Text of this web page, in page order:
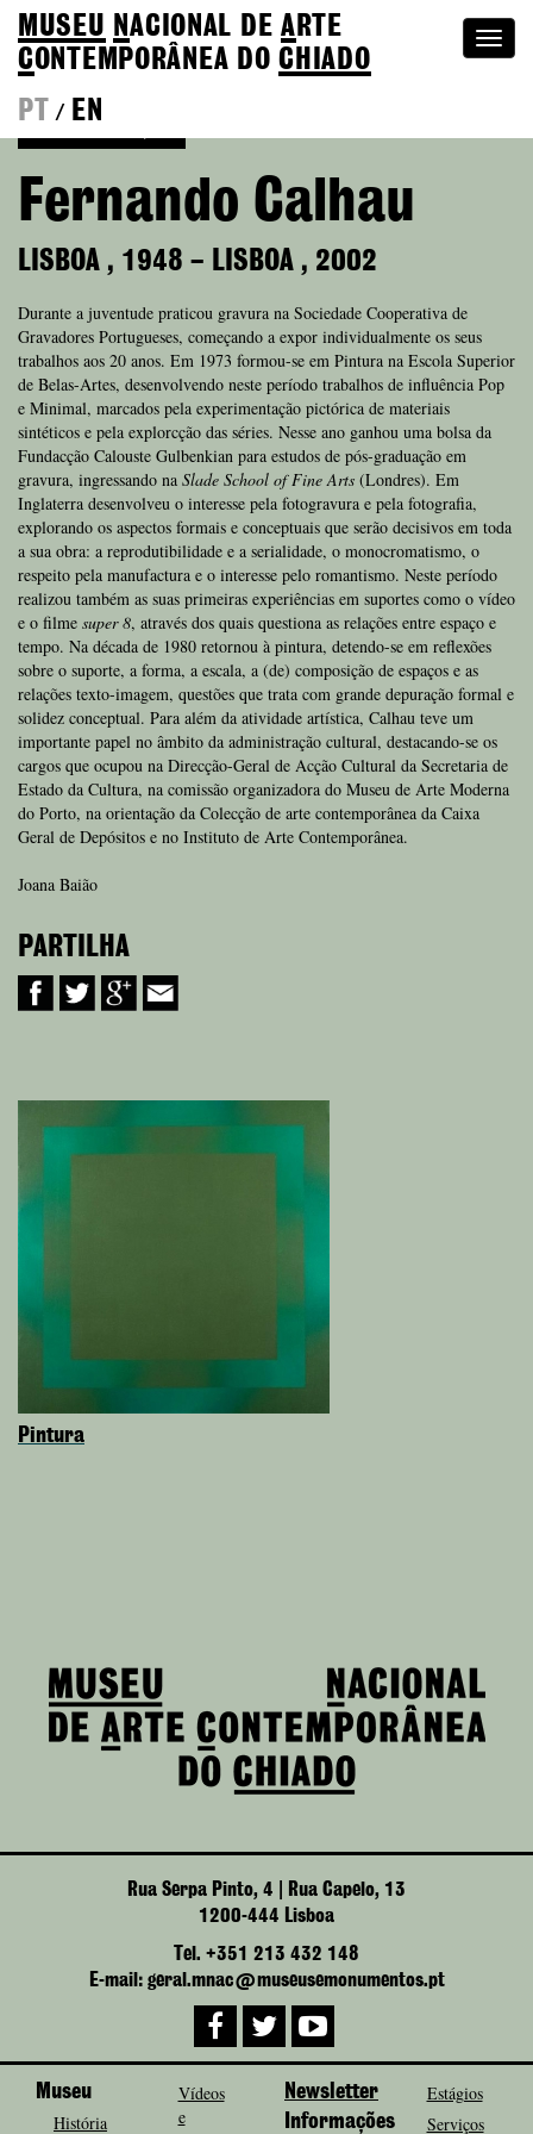
MUSEU NACIONAL DEA RTE
CONTEMPORÂNEA DOCHIADO
PT
/ EN
Fernando Calhau
LISBOA , 1948 – LISBOA , 2002
Durante a juventude praticou gravura na Sociedade Cooperativa de
Gravadores Portugueses, começando a expor individualmente os seus
trabalhos aos 20 anos. Em 1973 formou-se em Pintura na Escola Superior
de Belas-Artes, desenvolvendo neste período trabalhos de influência Pop
e Minimal, marcados pela experimentação pictórica de materiais
sintéticos e pela explorcção das séries. Nesse ano ganhou uma bolsa da
Fundacção Calouste Gulbenkian para estudos de pós-graduação em
gravura, ingressando na Slade School of Fine Arts (Londres). Em
Inglaterra desenvolveu o interesse pela fotogravura e pela fotografia,
explorando os aspectos formais e conceptuais que serão decisivos em toda
a sua obra: a reprodutibilidade e a serialidade, o monocromatismo, o
respeito pela manufactura e o interesse pelo romantismo. Neste período
realizou também as suas primeiras experiências em suportes como o vídeo
e o filme super 8, através dos quais questiona as relações entre espaço e
tempo. Na década de 1980 retornou à pintura, detendo-se em reflexões
sobre o suporte, a forma, a escala, a (de) composição de espaços e as
relações texto-imagem, questões que trata com grande depuração formal e
solidez conceptual. Para além da atividade artística, Calhau teve um
importante papel no âmbito da administração cultural, destacando-se os
cargos que ocupou na Direcção-Geral de Acção Cultural da Secretaria de
Estado da Cultura, na comissão organizadora do Museu de Arte Moderna
do Porto, na orientação da Colecção de arte contemporânea da Caixa
Geral de Depósitos e no Instituto de Arte Contemporânea.
Joana Baião
PARTILHA
Pintura
Rua Serpa Pinto, 4 | Rua Capelo, 13
1200-444 Lisboa
Tel. +351 213 432 148
E-mail: geral.mnac@museusemonumentos.pt
Museu
História
Vídeos
e
Newsletter
Informações
Estágios
Serviços